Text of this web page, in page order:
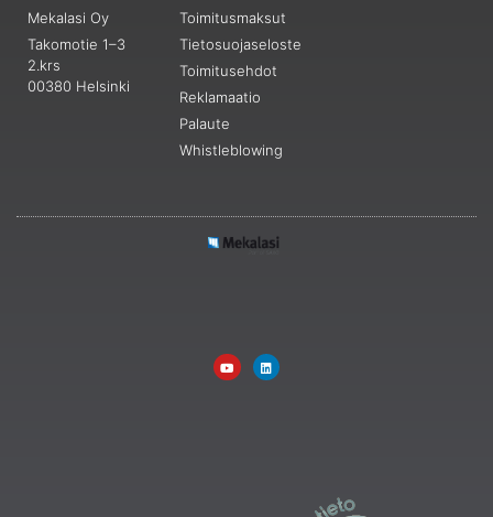
Mekalasi Oy
Takomotie 1–3
2.krs
00380 Helsinki
Toimitusmaksut
Tietosuojaseloste
Toimitusehdot
Reklamaatio
Palaute
Whistleblowing